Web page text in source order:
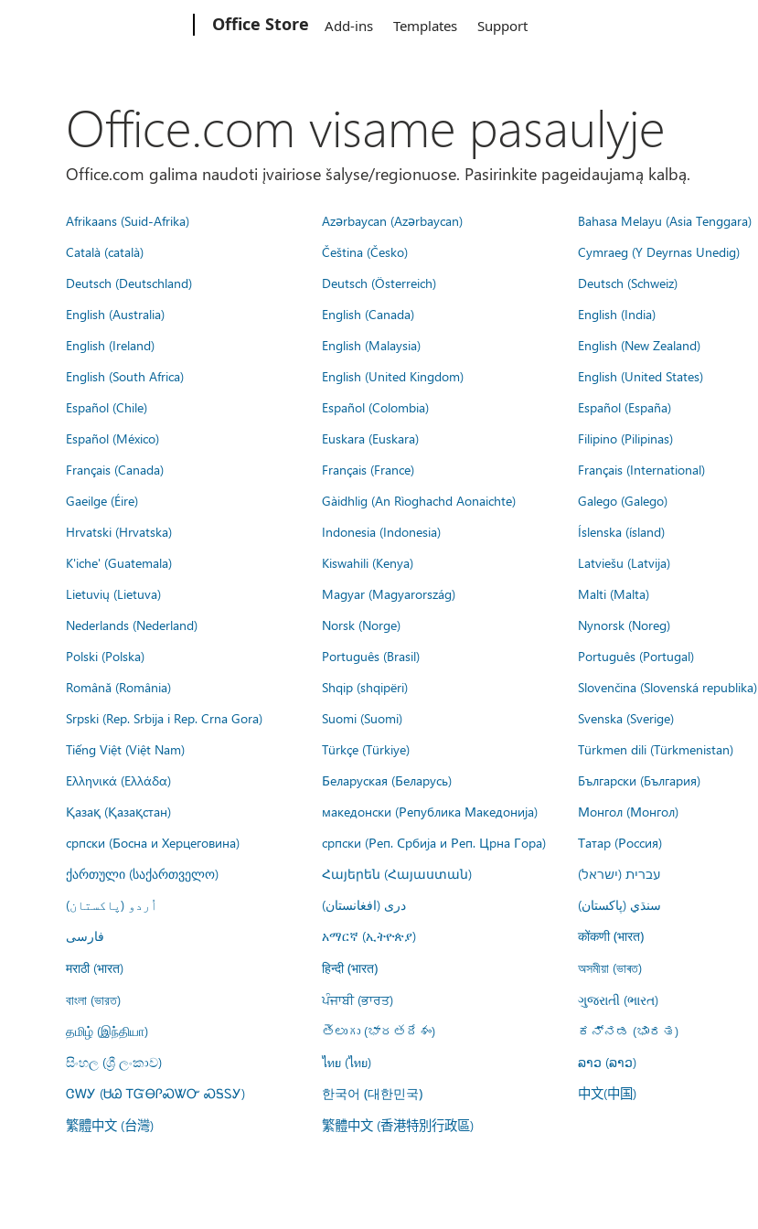
Office Store Add-ins Templates Support
Office.com visame pasaulyje
Office.com galima naudoti įvairiose šalyse/regionuose. Pasirinkite pageidaujamą kalbą.
Afrikaans (Suid-Afrika) Azərbaycan (Azərbaycan) Bahasa Melayu (Asia Tenggara)
Català (català)
Čeština (Česko) Cymraeg (Y Deyrnas Unedig)
Deutsch (Deutschland)
Deutsch (Österreich) Deutsch (Schweiz)
English (Australia)
English (Canada) English (India)
English (Ireland)
English (Malaysia) English (New Zealand)
English (South Africa)
English (United Kingdom) English (United States)
Español (Chile)
Español (Colombia) Español (España)
Español (México)
Euskara (Euskara) Filipino (Pilipinas)
Français (Canada)
Français (France) Français (International)
Gaeilge (Éire)
Gàidhlig (An Rìoghachd Aonaichte) Galego (Galego)
Hrvatski (Hrvatska)
Indonesia (Indonesia) Íslenska (ísland)
K'iche' (Guatemala)
Kiswahili (Kenya) Latviešu (Latvija)
Lietuvių (Lietuva)
Magyar (Magyarország) Malti (Malta)
Nederlands (Nederland)
Norsk (Norge) Nynorsk (Noreg)
Polski (Polska)
Português (Brasil) Português (Portugal)
Română (România)
Shqip (shqipëri) Slovenčina (Slovenská republika)
Srpski (Rep. Srbija i Rep. Crna Gora)
Suomi (Suomi) Svenska (Sverige)
Tiếng Việt (Việt Nam)
Türkçe (Türkiye) Türkmen dili (Türkmenistan)
Ελληνικά (Ελλάδα)
Беларуская (Беларусь) Български (България)
Қазақ (Қазақстан)
македонски (Република Македонија) Монгол (Монгол)
српски (Босна и Херцеговина)
српски (Реп. Србија и Реп. Црна Гора) Татар (Россия)
ქართული (საქართველო)
Հայերեն (Հայաստան) עברית (ישראל)
اُردو (پاکستان)
درى (افغانستان) سنڌي (پاکستان)
فارسى
አማርኛ (ኢትዮጵያ) कोंकणी (भारत)
मराठी (भारत)
हिन्दी (भारत) অসমীয়া (ভাৰত)
বাংলা (ভারত)
ਪੰਜਾਬੀ (ਭਾਰਤ) ગુજરાતી (ભારત)
தமிழ் (இந்தியா)
తెలుగు (భారతదేశం) ಕನ್ನಡ (ಭಾರತ)
සිංහල (ශ්‍රී ලංකාව)
ไทย (ไทย) ລາວ (ລາວ)
ᏣᎳᎩ (ᏌᏊ ᎢᏳᎾᎵᏍᏔᏅ ᏍᎦᏚᎩ)
한국어 (대한민국) 中文(中国)
繁體中文 (台灣) 繁體中文 (香港特別行政區)